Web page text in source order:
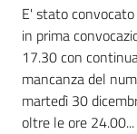
E' stato
in prima
17.30 con
mancanza del
martedì 30
oltre le ore 24.00...